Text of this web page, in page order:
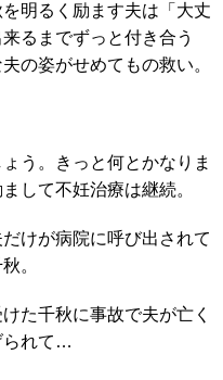
明るく励ます夫は「大丈
るまでずっと付き合う
の姿がせめてもの救い。
う。きっと何とかなりま
して不妊治療は継続。
けが病院に呼び出されて
。
た千秋に事故で夫が亡く
られて…